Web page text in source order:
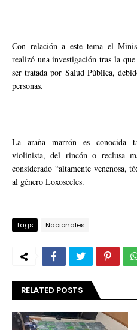
Con relación a este tema el
realizó una investigación tras la
ser tratada por Salud Pública,
personas.
La araña marrón es conocida
violinista, del rincón o reclusa
considerado “altamente venenosa,
al género Loxosceles.
Tags Nacionales
RELATED POSTS